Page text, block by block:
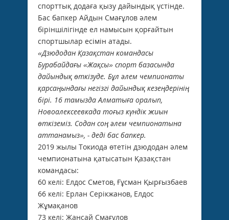
спорттық додаға қызу дайындық үстінде.
Бас бапкер Айдын Смағұлов әлем
біріншілігінде ел намысын қорғайтын
спортшылар есімін атады.
«Дзюдодан Қазақстан командасы
Бурабайдағы «Жақсы» спорт базасында
дайындық өткізуде. Бұл әлем чемпионаты
қарсаңындағы негізгі дайындық кезеңдерінің
бірі. 16 тамызда Алматыға оралып,
Новоалексеевкада тоғыз күндік жиын
өткіземіз. Содан соң әлем чемпионатына
аттанамыз», - деді бас бапкер.
2019 жылы Токиода өтетін дзюдодан әлем
чемпионатына қатысатын Қазақстан
командасы:
60 келі: Елдос Сметов, Ғұсман Қырғызбаев
66 келі: Ерлан Серікжанов, Елдос
Жұмақанов
73 келі: Жансай Смағұлов